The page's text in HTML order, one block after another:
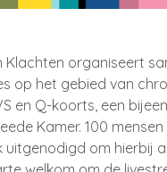
Klachten organiseert
op het gebied van
en Q-koorts, een
Kamer. 100 mensen
uitgenodigd om hierbij